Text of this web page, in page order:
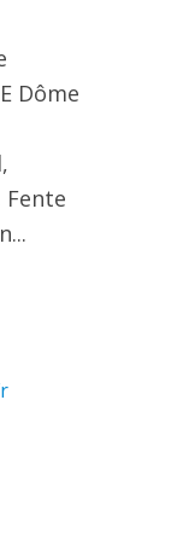
Dôme
Fente